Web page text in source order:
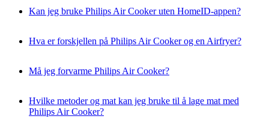
Kan jeg bruke Philips Air Cooker uten HomeID-appen?
Hva er forskjellen på Philips Air Cooker og en Airfryer?
Må jeg forvarme Philips Air Cooker?
Hvilke metoder og mat kan jeg bruke til å lage mat med
Philips Air Cooker?